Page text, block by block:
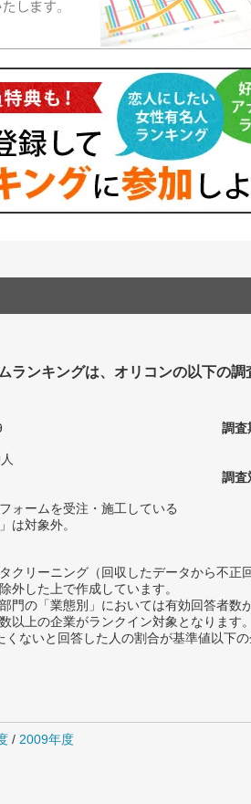
ランキングは、オリコンの以下の調
ォームを受注・施工している
は対象外。
調査
調査
リーニング（回収したデータから不正
した上で作成しています。
門の「業態別」においては有効回答者
以上の企業がランクイン対象となります。
ないと回答した人の割合が基準値以下の
/ 2009年度